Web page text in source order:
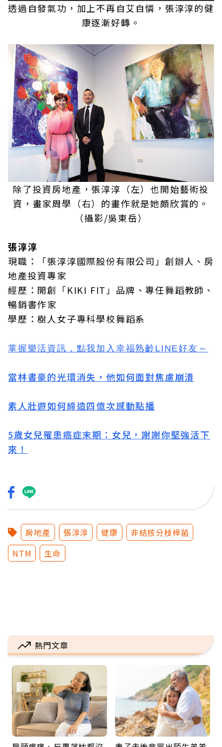
透過自發氣功，加上不再自艾自憐，張淳淳的健
康逐漸好轉。
除了投資房地產，張淳淳（左）也開始藝術投
資，畫家周學（右）的畫作就是她頗欣賞的。
（攝影/吳東岳）
張淳淳
現職：「張淳淳國際股份有限公司」創辦人、房
地產投資專家
經歷：開創「KIKI FIT」品牌、專任舞蹈教師、
暢銷書作家
學歷：樹人女子專科學校舞蹈系
掌握樂活資訊， 點我加入 幸福熟齡LINE好友 ～
當林書豪的光環消失，他如何面對焦慮崩潰
素人壯遊如何締造四億次感動點播
5歲女兒罹患癌症末期：女兒，謝謝你堅強活下
來！
房地產 張淳淳 健康
非結核分枝桿菌
NTM
生命
熱門文章